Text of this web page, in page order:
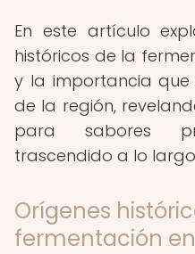
En este artículo
históricos de la
y la importancia
de la región,
para sabores
trascendido a lo
Orígenes
fermentación